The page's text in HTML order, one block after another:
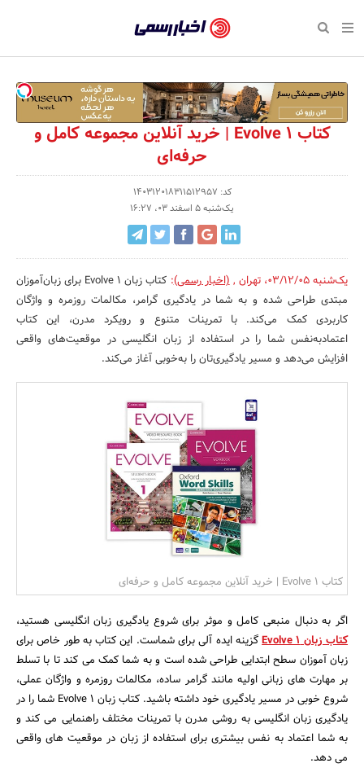
رسمی
-
اخبار
تایید
سازمان‌ها
و
روابط
عمومی‌ها
بازگشت
صفحه نخست پایگاه خبری
اقتصادی
صفحه نخست اقتصادی
تجارت و بازار
کارآفرینی و استارتاپ
کسب و کار و خرده فروشی
صنایع غذایی و کشاورزی
کار و استخدام
بانک، بیمه و سرمایه
اجتماعی
صفحه نخست اجتماعی
علم و آموزش
بهداشت و درمان
محیط زیست
تبلیغات و روابط عمومی
صفحه نخست فرهنگی
رسانه‌ها
نشریات و کتاب
صنایع دستی
صفحه نخست ورزش
تازه‌های ورزش
مکان‌های ورزشی
صفحه نخست سبک زندگی
سلامت و زیبایی
روانشناسی و موفقیت
رویداد
صفحه نخست رویداد
حراج و تخفیف
جشنواره، نمایشگاه و
کتاب Evolve 1 | خرید آنلاین مجموعه کامل و
حرفه‌ای
کد: 140312018311512957
یک‌شنبه 5 اسفند 03، 16:27
یک‌شنبه 03/12/05 ،تهران ,(اخبار رسمی):
کتاب زبان Evolve 1 برای زبان‌آموزان
مبتدی طراحی شده و به شما در یادگیری گرامر، مکالمات روزمره و واژگان
کاربردی کمک می‌کند. با تمرینات متنوع و رویکرد مدرن، این کتاب
اعتمادبه‌نفس شما را در استفاده از زبان انگلیسی در موقعیت‌های واقعی
افزایش می‌دهد و مسیر یادگیری‌تان را به‌خوبی آغاز می‌کند.
کتاب Evolve 1 | خرید آنلاین مجموعه کامل و حرفه‌ای
اگر به دنبال منبعی کامل و موثر برای شروع یادگیری زبان انگلیسی هستید،
کتاب زبان Evolve 1
گزینه ایده آلی برای شماست. این کتاب به طور خاص برای
زبان آموزان سطح ابتدایی طراحی شده است و به شما کمک می کند تا با تسلط
بر مهارت های زبانی اولیه مانند گرامر ساده، مکالمات روزمره و واژگان عملی،
شروع خوبی در مسیر یادگیری خود داشته باشید. کتاب زبان Evolve 1 شما را در
یادگیری زبان انگلیسی به روشی مدرن با تمرینات مختلف راهنمایی می کند و
به شما اعتماد به نفس بیشتری برای استفاده از زبان در موقعیت های واقعی
می دهد.